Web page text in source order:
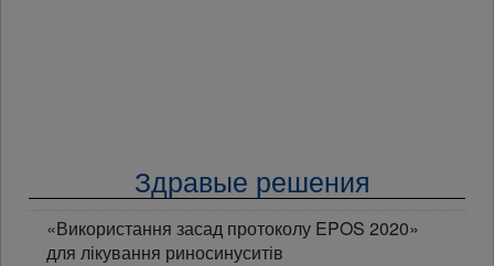
Здравые решения
«Використання засад протоколу EPOS 2020»
для лікування риносинуситів